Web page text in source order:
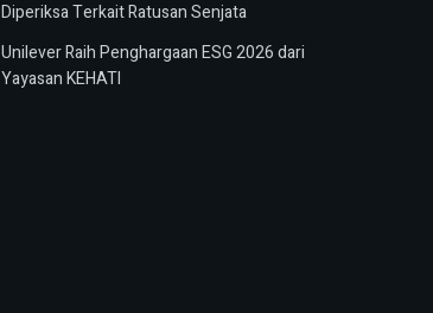
Diperiksa Terkait Ratusan Senjata
Unilever Raih Penghargaan ESG 2026 dari
Yayasan KEHATI